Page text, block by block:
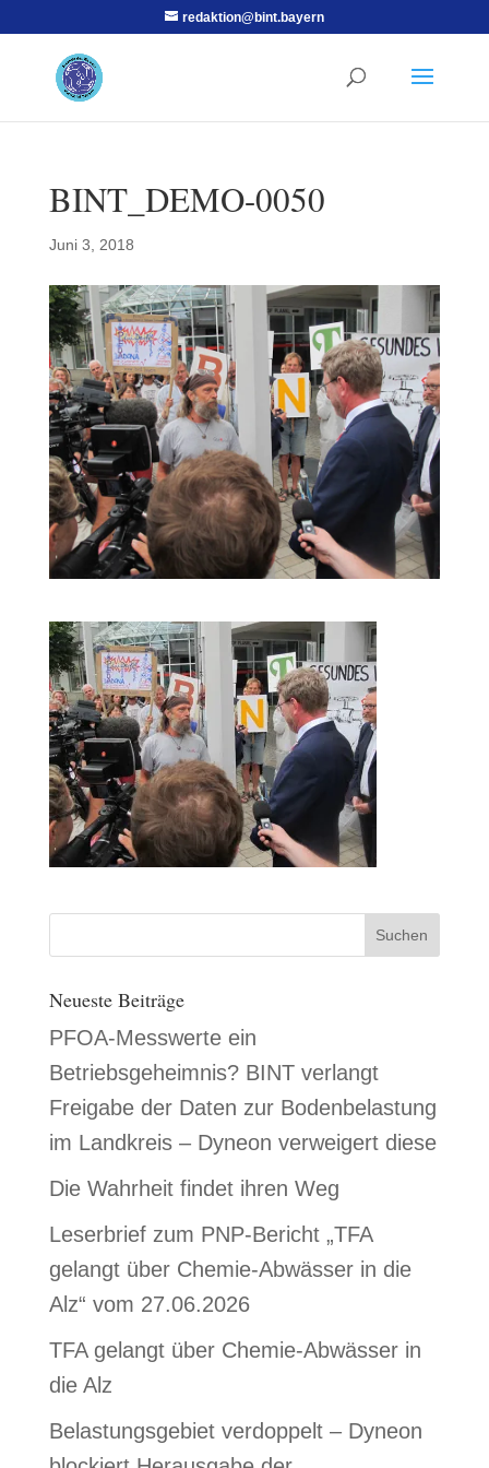
redaktion@bint.bayern
BINT_DEMO-0050
Juni 3, 2018
Neueste Beiträge
PFOA-Messwerte ein
Betriebsgeheimnis? BINT verlangt
Freigabe der Daten zur Bodenbelastung
im Landkreis – Dyneon verweigert diese
Die Wahrheit findet ihren Weg
Leserbrief zum PNP-Bericht „TFA
gelangt über Chemie-Abwässer in die
Alz“ vom 27.06.2026
TFA gelangt über Chemie-Abwässer in
die Alz
Belastungsgebiet verdoppelt – Dyneon